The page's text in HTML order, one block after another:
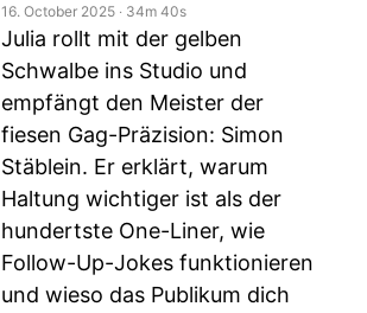
16. October 2025 ‧ 34m 40s
Julia rollt mit der gelben
Schwalbe ins Studio und
empfängt den Meister der
fiesen Gag-Präzision: Simon
Stäblein. Er erklärt, warum
Haltung wichtiger ist als der
hundertste One-Liner, wie
Follow-Up-Jokes funktionieren
und wieso das Publikum dich